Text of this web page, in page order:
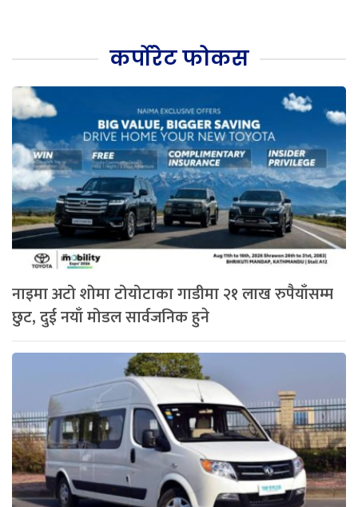
कर्पोरेट फोकस
नाइमा अटो शोमा टोयोटाका गाडीमा २१ लाख रुपैयाँसम्म
छुट, दुई नयाँ मोडल सार्वजनिक हुने